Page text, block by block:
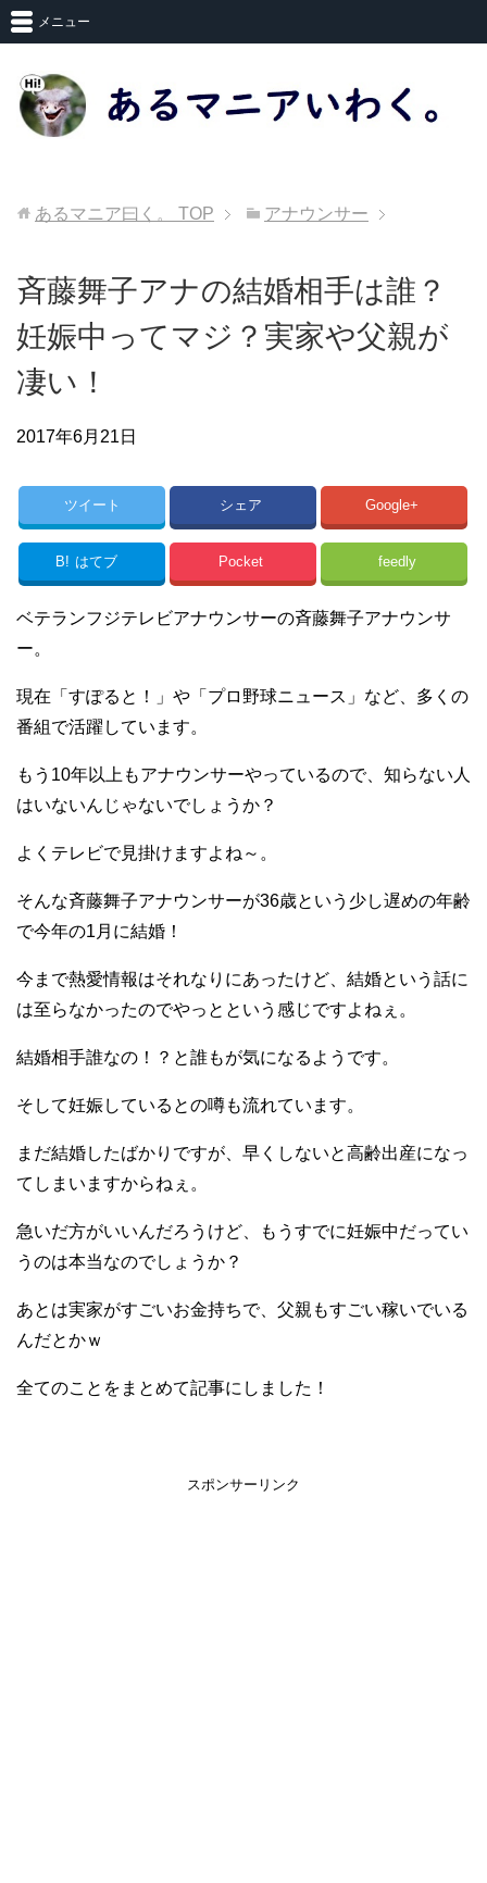
メニュー
あるマニア曰く。 TOP アナウンサー
斉藤舞子アナの結婚相手は誰？
妊娠中ってマジ？実家や父親が
凄い！
2017年6月21日
ツイート シェア Google+
B! はてブ Pocket feedly
ベテランフジテレビアナウンサーの斉藤舞子アナウンサ
ー。
現在「すぽると！」や「プロ野球ニュース」など、多くの
番組で活躍しています。
もう10年以上もアナウンサーやっているので、知らない人
はいないんじゃないでしょうか？
よくテレビで見掛けますよね～。
そんな斉藤舞子アナウンサーが36歳という少し遅めの年齢
で今年の1月に結婚！
今まで熱愛情報はそれなりにあったけど、結婚という話に
は至らなかったのでやっとという感じですよねぇ。
結婚相手誰なの！？と誰もが気になるようです。
そして妊娠しているとの噂も流れています。
まだ結婚したばかりですが、早くしないと高齢出産になっ
てしまいますからねぇ。
急いだ方がいいんだろうけど、もうすでに妊娠中だってい
うのは本当なのでしょうか？
あとは実家がすごいお金持ちで、父親もすごい稼いでいる
んだとかｗ
全てのことをまとめて記事にしました！
スポンサーリンク